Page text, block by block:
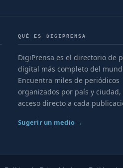
QUÉ ES DIGIPRENSA
DigiPrensa es el directorio de
digital más completo del
Encuentra miles de periódicos
organizados por país y ciudad,
acceso directo a cada
Sugerir un medio →